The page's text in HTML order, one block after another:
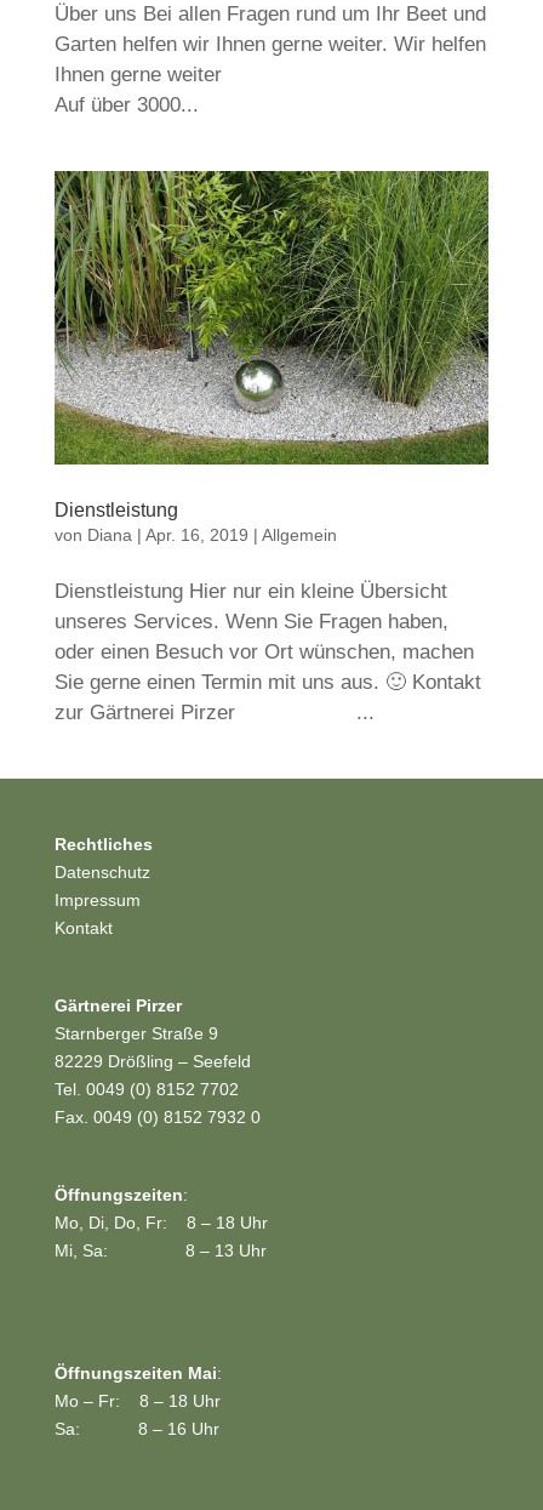
Über uns Bei allen Fragen rund um Ihr Beet und
Garten helfen wir Ihnen gerne weiter. Wir helfen
Ihnen gerne weiter
Auf über 3000...
Dienstleistung
von Diana | Apr. 16, 2019 | Allgemein
Dienstleistung Hier nur ein kleine Übersicht
unseres Services. Wenn Sie Fragen haben,
oder einen Besuch vor Ort wünschen, machen
Sie gerne einen Termin mit uns aus. 🙂 Kontakt
zur Gärtnerei Pirzer ...
Rechtliches
Datenschutz
Impressum
Kontakt
Gärtnerei Pirzer
Starnberger Straße 9
82229 Drößling – Seefeld
Tel. 0049 (0) 8152 7702
Fax. 0049 (0) 8152 7932 0
Öffnungszeiten:
Mo, Di, Do, Fr: 8 – 18 Uhr
Mi, Sa: 8 – 13 Uhr
Öffnungszeiten Mai:
Mo – Fr: 8 – 18 Uhr
Sa: 8 – 16 Uhr